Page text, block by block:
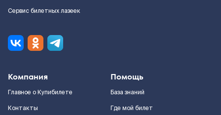
Сервис билетных лазеек
Компания
Главное о Купибилете
Контакты
Помощь
База знаний
Где мой билет